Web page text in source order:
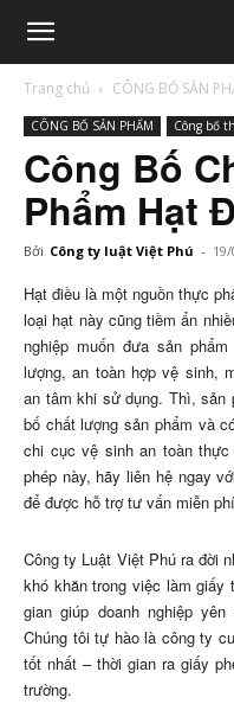
Trang chủ CÔNG BỐ SẢN
CÔNG BỐ SẢN PHẨM Công bố
Công Bố
Phẩm Hạt
Bởi Công ty luật Việt Phú -
Hạt điều là một nguồn thực
loại hạt này cũng tiềm ẩn
nghiệp muốn đưa sản
lượng, an toàn hợp vệ sinh,
an tâm khi sử dụng. Thì, sản
bố chất lượng sản phẩm và
chi cục vệ sinh an toàn
phép này, hãy liên hệ ngay
để được hỗ trợ tư vấn miễn
Công ty Luật Việt Phú ra đời
khó khăn trong việc làm
gian giúp doanh nghiệp
Chúng tôi tự hào là công ty
tốt nhất – thời gian ra giấy
trường.